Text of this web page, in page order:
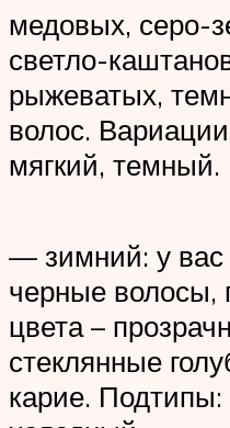
медовых, серо-
светло-
рыжеватых,
волос.
мягкий, темный.
— зимний: у вас
черные волосы,
цвета –
стеклянные
карие.